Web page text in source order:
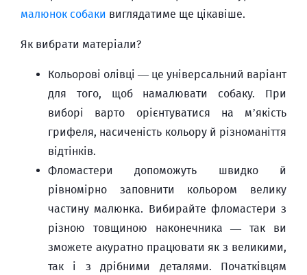
малюнок собаки виглядатиме ще цікавіше.
Як вибрати матеріали?
Кольорові олівці — це універсальний варіант
для того, щоб намалювати собаку. При
виборі варто орієнтуватися на м’якість
грифеля, насиченість кольору й різноманіття
відтінків.
Фломастери допоможуть швидко й
рівномірно заповнити кольором велику
частину малюнка. Вибирайте фломастери з
різною товщиною наконечника — так ви
зможете акуратно працювати як з великими,
так і з дрібними деталями. Початківцям